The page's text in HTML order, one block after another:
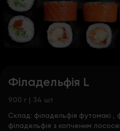
Філадельфія L
900 г | 34 шт
Склад: філадельфія футомакі
філадельфія з копченим